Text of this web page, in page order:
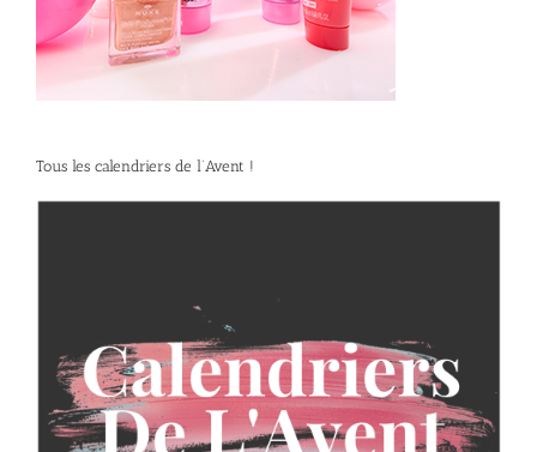
Tous les calendriers de l’Avent !